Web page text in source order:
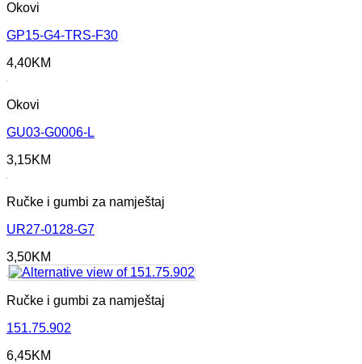
Okovi
GP15-G4-TRS-F30
4,40KM
Okovi
GU03-G0006-L
3,15KM
Ručke i gumbi za namještaj
UR27-0128-G7
3,50KM
Ručke i gumbi za namještaj
151.75.902
6,45KM